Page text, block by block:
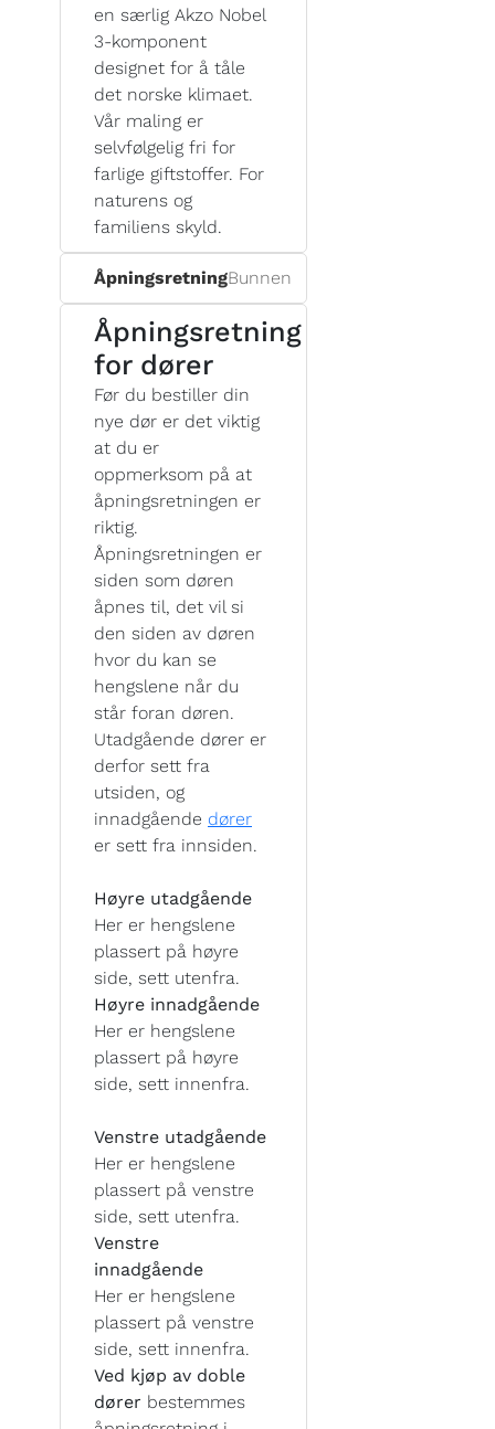
en særlig Akzo Nobel
3-komponent
designet for å tåle
det norske klimaet.
Vår maling er
selvfølgelig fri for
farlige giftstoffer. For
naturens og
familiens skyld.
ÅpningsretningBunnen
Åpningsretning
for dører
Før du bestiller din
nye dør er det viktig
at du er
oppmerksom på at
åpningsretningen er
riktig.
Åpningsretningen er
siden som døren
åpnes til, det vil si
den siden av døren
hvor du kan se
hengslene når du
står foran døren.
Utadgående dører er
derfor sett fra
utsiden, og
innadgående dører
er sett fra innsiden.
Høyre utadgående
Her er hengslene
plassert på høyre
side, sett utenfra.
Høyre innadgående
Her er hengslene
plassert på høyre
side, sett innenfra.
Venstre utadgående
Her er hengslene
plassert på venstre
side, sett utenfra.
Venstre
innadgående
Her er hengslene
plassert på venstre
side, sett innenfra.
Ved kjøp av doble
dører bestemmes